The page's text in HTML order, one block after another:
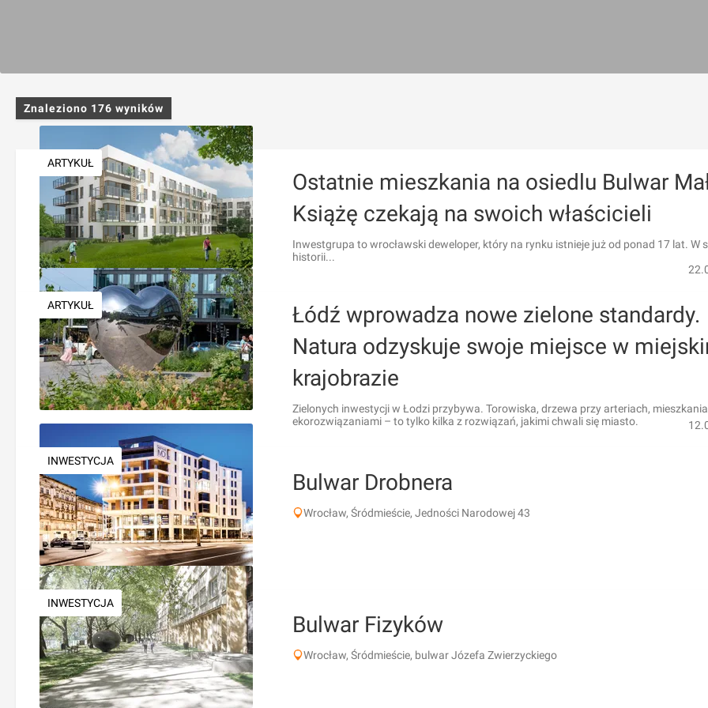
Znaleziono 176 wyników
ARTYKUŁ
Ostatnie mieszkania na osiedlu Bulwar
Książę czekają na swoich właścicieli
Inwestgrupa to wrocławski deweloper, który na rynku istnieje już od ponad 17 lat. W
historii...
ARTYKUŁ
Łódź wprowadza nowe zielone standardy.
Natura odzyskuje swoje miejsce w
krajobrazie
Zielonych inwestycji w Łodzi przybywa. Torowiska, drzewa przy arteriach,
ekorozwiązaniami – to tylko kilka z rozwiązań, jakimi chwali się miasto.
INWESTYCJA
Bulwar Drobnera
Wrocław, Śródmieście, Jedności Narodowej 43
INWESTYCJA
Bulwar Fizyków
Wrocław, Śródmieście, bulwar Józefa Zwierzyckiego